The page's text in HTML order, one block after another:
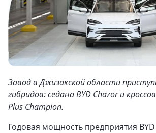
Завод в Джизакской области
гибридов: седана BYD Chazor и
Plus Champion.
Годовая мощность предприятия